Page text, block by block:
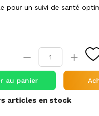
pour un suivi de santé
au panier
articles en stock